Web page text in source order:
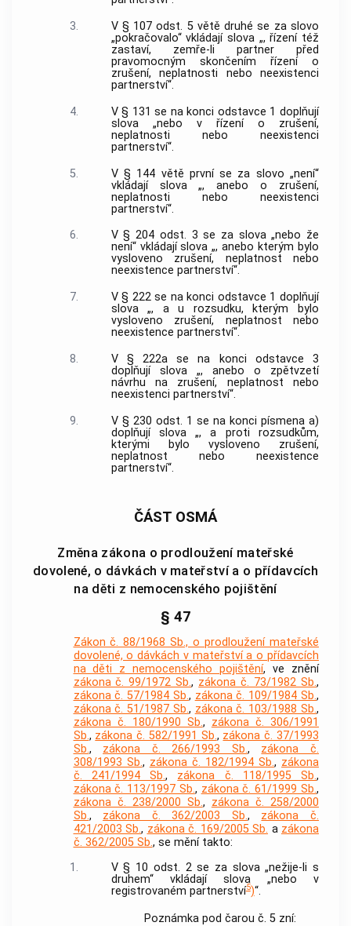
3.
V § 107 odst. 5 větě druhé se za slovo
„pokračovalo“ vkládají slova „, řízení též
zastaví, zemře-li partner před
pravomocným skončením řízení o
zrušení, neplatnosti nebo neexistenci
partnerství“.
4.
V § 131 se na konci odstavce 1 doplňují
slova „nebo v řízení o zrušení,
neplatnosti nebo neexistenci
partnerství“.
5.
V § 144 větě první se za slovo „není“
vkládají slova „, anebo o zrušení,
neplatnosti nebo neexistenci
partnerství“.
6.
V § 204 odst. 3 se za slova „nebo že
není“ vkládají slova „, anebo kterým bylo
vysloveno zrušení, neplatnost nebo
neexistence partnerství“.
7.
V § 222 se na konci odstavce 1 doplňují
slova „, a u rozsudku, kterým bylo
vysloveno zrušení, neplatnost nebo
neexistence partnerství“.
8.
V § 222a se na konci odstavce 3
doplňují slova „, anebo o zpětvzetí
návrhu na zrušení, neplatnost nebo
neexistenci partnerství“.
9.
V § 230 odst. 1 se na konci písmena a)
doplňují slova „, a proti rozsudkům,
kterými bylo vysloveno zrušení,
neplatnost nebo neexistence
partnerství“.
ČÁST OSMÁ
Změna zákona o prodloužení mateřské
dovolené, o dávkách v mateřství a o přídavcích
na děti z nemocenského pojištění
§ 47
Zákon č. 88/1968 Sb., o prodloužení mateřské
dovolené, o dávkách v mateřství a o přídavcích
na děti z nemocenského pojištění, ve znění
zákona č. 99/1972 Sb., zákona č. 73/1982 Sb.,
zákona č. 57/1984 Sb., zákona č. 109/1984 Sb.,
zákona č. 51/1987 Sb., zákona č. 103/1988 Sb.,
zákona č. 180/1990 Sb., zákona č. 306/1991
Sb., zákona č. 582/1991 Sb., zákona č. 37/1993
Sb., zákona č. 266/1993 Sb., zákona č.
308/1993 Sb., zákona č. 182/1994 Sb., zákona
č. 241/1994 Sb., zákona č. 118/1995 Sb.,
zákona č. 113/1997 Sb., zákona č. 61/1999 Sb.,
zákona č. 238/2000 Sb., zákona č. 258/2000
Sb., zákona č. 362/2003 Sb., zákona č.
421/2003 Sb., zákona č. 169/2005 Sb. a zákona
č. 362/2005 Sb., se mění takto:
1.
V § 10 odst. 2 se za slova „nežije-li s
druhem“ vkládají slova „nebo v
registrovaném partnerství5)“.
Poznámka pod čarou č. 5 zní: